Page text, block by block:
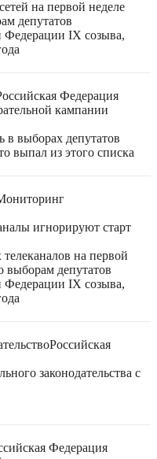
на первой неделе
депутатов
Федерации IX созыва,
Федерация
кампании
в выборах депутатов
выпал из этого списка
игнорируют старт
на первой
выборам депутатов
Федерации IX созыва,
Российская
законодательства с
Федерация